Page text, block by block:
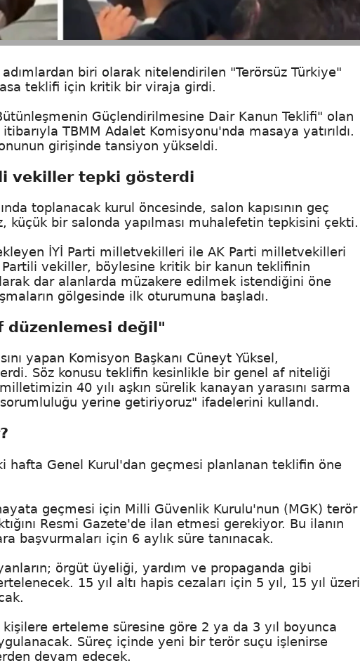
biri olarak nitelendirilen "Terörsüz Türkiye"
teklifi için kritik bir viraja girdi.
Güçlendirilmesine Dair Kanun Teklifi" olan
TBMM Adalet Komisyonu'nda masaya yatırıldı.
girişinde tansiyon yükseldi.
vekiller tepki gösterdi
toplanacak kurul öncesinde, salon kapısının geç
küçük bir salonda yapılması muhalefetin tepkisini çekti.
İYİ Parti milletvekilleri ile AK Parti milletvekilleri
Partili vekiller, böylesine kritik bir kanun teklifinin
dar alanlarda müzakere edilmek istendiğini öne
gölgesinde ilk oturumuna başladı.
düzenlemesi değil"
yapan Komisyon Başkanı Cüneyt Yüksel,
Söz konusu teklifin kesinlikle bir genel af niteliği
40 yılı aşkın sürelik kanayan yarasını sarma
yerine getiriyoruz" ifadelerini kullandı.
hafta Genel Kurul'dan geçmesi planlanan teklifin öne
geçmesi için Milli Güvenlik Kurulu'nun (MGK) terör
Resmi Gazete'de ilan etmesi gerekiyor. Bu ilanın
başvurmaları için 6 aylık süre tanınacak.
örgüt üyeliği, yardım ve propaganda gibi
15 yıl altı hapis cezaları için 5 yıl, 15 yıl üzeri
erteleme süresine göre 2 ya da 3 yıl boyunca
Süreç içinde yeni bir terör suçu işlenirse
devam edecek.